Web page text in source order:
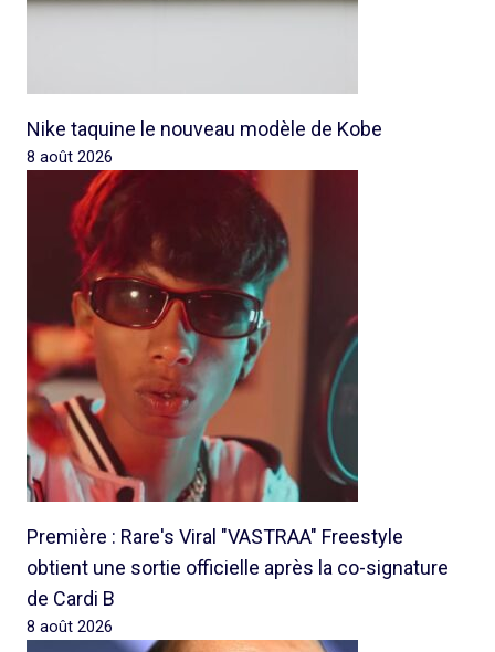
Nike taquine le nouveau modèle de Kobe
8 août 2026
Première : Rare's Viral "VASTRAA" Freestyle
obtient une sortie officielle après la co-signature
de Cardi B
8 août 2026